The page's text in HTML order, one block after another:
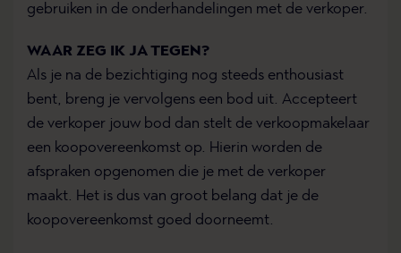
gebruiken in de onderhandelingen met de verkoper.
WAAR ZEG IK JA TEGEN?
Als je na de bezichtiging nog steeds enthousiast
bent, breng je vervolgens een bod uit. Accepteert
de verkoper jouw bod dan stelt de verkoopmakelaar
een koopovereenkomst op. Hierin worden de
afspraken opgenomen die je met de verkoper
maakt. Het is dus van groot belang dat je de
koopovereenkomst goed doorneemt.